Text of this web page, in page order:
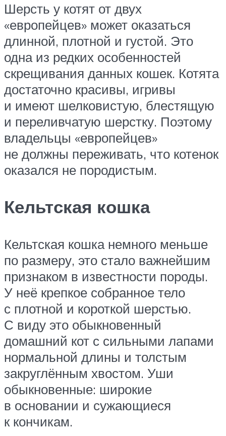
Шерсть у котят от двух
«европейцев» может оказаться
длинной, плотной и густой. Это
одна из редких особенностей
скрещивания данных кошек. Котята
достаточно красивы, игривы
и имеют шелковистую, блестящую
и переливчатую шерстку. Поэтому
владельцы «европейцев»
не должны переживать, что котенок
оказался не породистым.
Кельтская кошка
Кельтская кошка немного меньше
по размеру, это стало важнейшим
признаком в известности породы.
У неё крепкое собранное тело
с плотной и короткой шерстью.
С виду это обыкновенный
домашний кот с сильными лапами
нормальной длины и толстым
закруглённым хвостом. Уши
обыкновенные: широкие
в основании и сужающиеся
к кончикам.